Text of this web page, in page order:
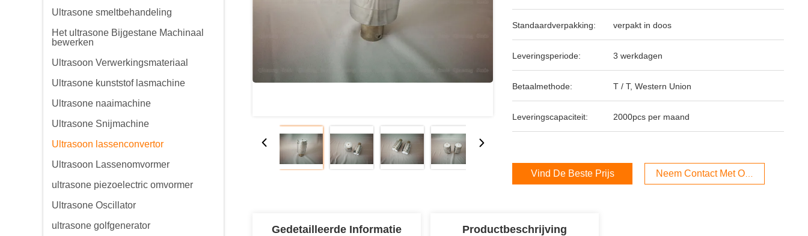
Ultrasone smeltbehandeling
Het ultrasone Bijgestane Machinaal
bewerken
Ultrasoon Verwerkingsmateriaal
Ultrasone kunststof lasmachine
Ultrasone naaimachine
Ultrasone Snijmachine
Ultrasoon lassenconvertor
Ultrasoon Lassenomvormer
ultrasone piezoelectric omvormer
Ultrasone Oscillator
ultrasone golfgenerator
Standaardverpakking: verpakt in doos
Leveringsperiode: 3 werkdagen
Betaalmethode: T / T, Western Union
Leveringscapaciteit: 2000pcs per maand
Vind De Beste Prijs Neem Contact Met Ons Op
Gedetailleerde Informatie Productbeschrijving